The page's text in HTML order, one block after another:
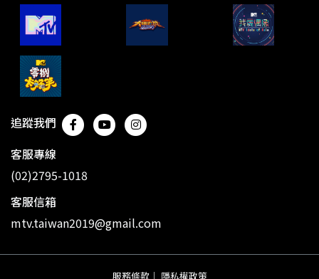
追蹤我們
客服專線
(02)2795-1018
客服信箱
mtv.taiwan2019@gmail.com
服務條款 ｜ 隱私權政策